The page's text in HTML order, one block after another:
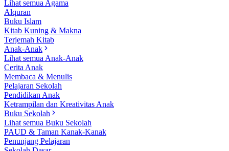
Lihat semua Agama
Alquran
Buku Islam
Kitab Kuning & Makna
Terjemah Kitab
Anak-Anak
Lihat semua Anak-Anak
Cerita Anak
Membaca & Menulis
Pelajaran Sekolah
Pendidikan Anak
Ketrampilan dan Kreativitas Anak
Buku Sekolah
Lihat semua Buku Sekolah
PAUD & Taman Kanak-Kanak
Penunjang Pelajaran